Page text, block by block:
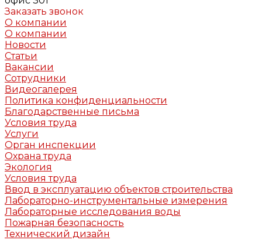
Заказать звонок
О компании
О компании
Новости
Статьи
Вакансии
Сотрудники
Видеогалерея
Политика конфиденциальности
Благодарственные письма
Условия труда
Услуги
Орган инспекции
Охрана труда
Экология
Условия труда
Ввод в эксплуатацию объектов строительства
Лабораторно-инструментальные измерения
Лабораторные исследования воды
Пожарная безопасность
Технический дизайн